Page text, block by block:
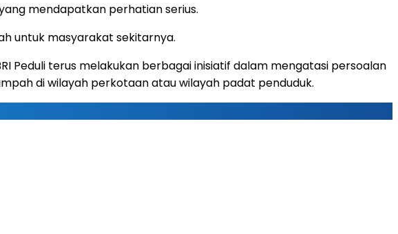
mendapatkan perhatian serius.
untuk masyarakat sekitarnya.
Peduli terus melakukan berbagai inisiatif dalam mengatasi persoalan
di wilayah perkotaan atau wilayah padat penduduk.